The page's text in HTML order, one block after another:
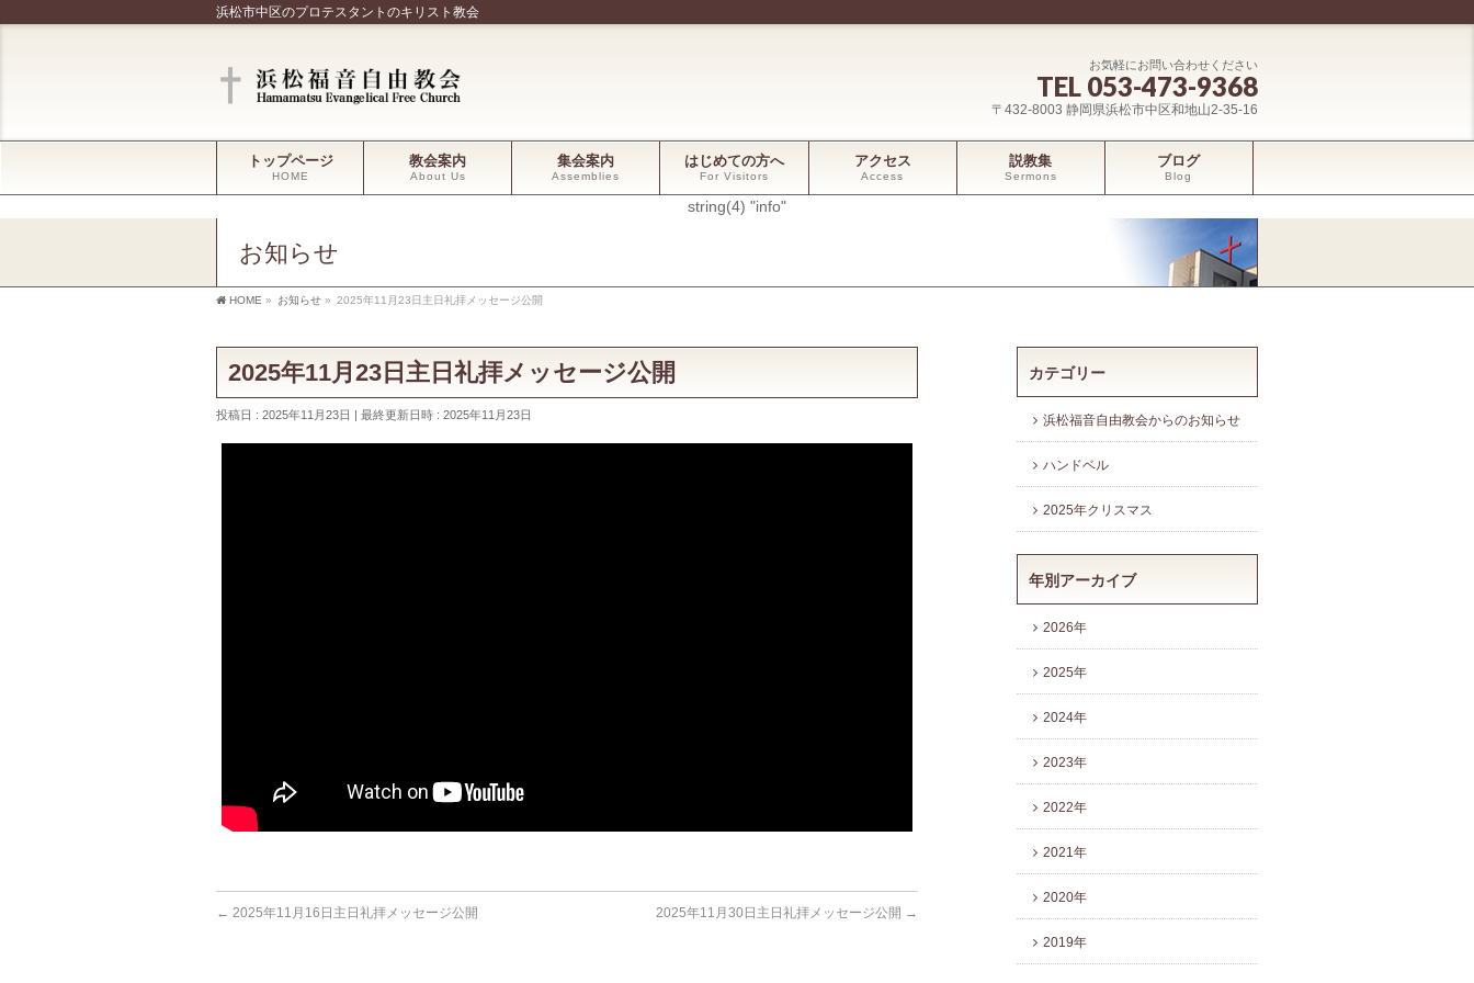
浜松市中区のプロテスタントのキリスト教会
お気軽にお問い合わせください
TEL 053-473-9368
〒432-8003 静岡県浜松市中区和地山2-35-16
トップページ
HOME
教会案内
About Us
集会案内
Assemblies
はじめての方へ
For Visitors
アクセス
Access
説教集
Sermons
ブログ
Blog
string(4) "info"
お知らせ
HOME » お知らせ » 2025年11月23日主日礼拝メッセージ公開
2025年11月23日主日礼拝メッセージ公開
投稿日 : 2025年11月23日 最終更新日時 : 2025年11月23日
← 2025年11月16日主日礼拝メッセージ公開 2025年11月30日主日礼拝メッセージ公開 →
カテゴリー
浜松福音自由教会からのお知らせ
ハンドベル
2025年クリスマス
年別アーカイブ
2026年
2025年
2024年
2023年
2022年
2021年
2020年
2019年